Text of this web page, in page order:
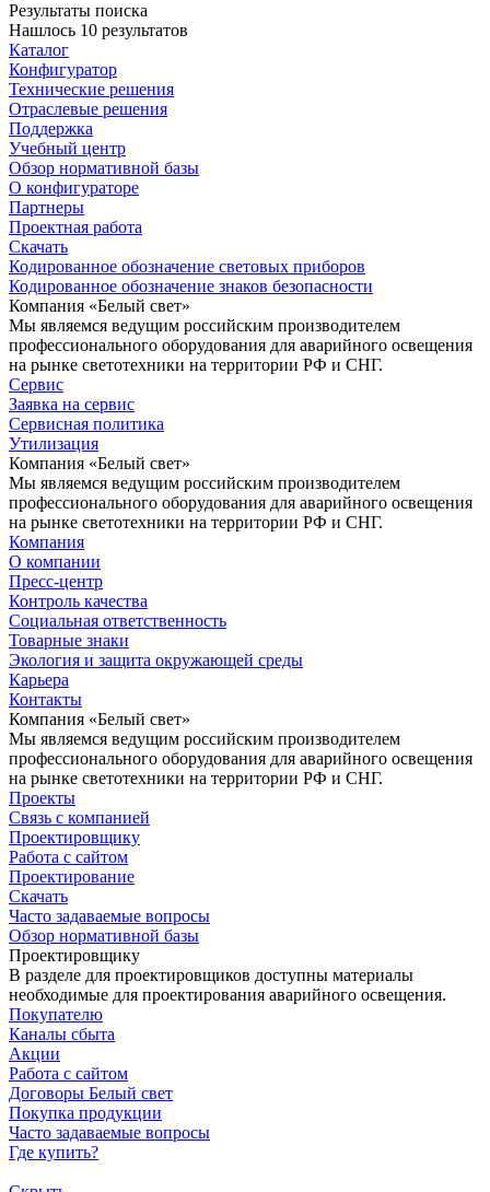
Результаты поиска
Нашлось 10 результатов
Каталог
Конфигуратор
Технические решения
Отраслевые решения
Поддержка
Учебный центр
Обзор нормативной базы
О конфигураторе
Партнеры
Проектная работа
Скачать
Кодированное обозначение световых приборов
Кодированное обозначение знаков безопасности
Компания «Белый свет»
Мы являемся ведущим российским производителем
профессионального оборудования для аварийного освещения
на рынке светотехники на территории РФ и СНГ.
Сервис
Заявка на сервис
Сервисная политика
Утилизация
Компания «Белый свет»
Мы являемся ведущим российским производителем
профессионального оборудования для аварийного освещения
на рынке светотехники на территории РФ и СНГ.
Компания
О компании
Пресс-центр
Контроль качества
Социальная ответственность
Товарные знаки
Экология и защита окружающей среды
Карьера
Контакты
Компания «Белый свет»
Мы являемся ведущим российским производителем
профессионального оборудования для аварийного освещения
на рынке светотехники на территории РФ и СНГ.
Проекты
Связь с компанией
Проектировщику
Работа с сайтом
Проектирование
Скачать
Часто задаваемые вопросы
Обзор нормативной базы
Проектировщику
В разделе для проектировщиков доступны материалы
необходимые для проектирования аварийного освещения.
Покупателю
Каналы сбыта
Акции
Работа с сайтом
Договоры Белый свет
Покупка продукции
Часто задаваемые вопросы
Где купить?